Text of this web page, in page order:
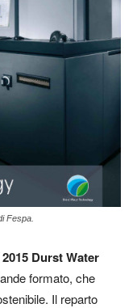
Fespa.
Durst Water
formato, che
Il reparto